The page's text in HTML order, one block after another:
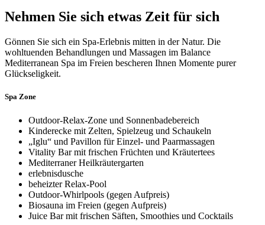
Nehmen Sie sich etwas Zeit für sich
Gönnen Sie sich ein Spa-Erlebnis mitten in der Natur. Die
wohltuenden Behandlungen und Massagen im Balance
Mediterranean Spa im Freien bescheren Ihnen Momente purer
Glückseligkeit.
Spa Zone
Outdoor-Relax-Zone und Sonnenbadebereich
Kinderecke mit Zelten, Spielzeug und Schaukeln
„Iglu“ und Pavillon für Einzel- und Paarmassagen
Vitality Bar mit frischen Früchten und Kräutertees
Mediterraner Heilkräutergarten
erlebnisdusche
beheizter Relax-Pool
Outdoor-Whirlpools (gegen Aufpreis)
Biosauna im Freien (gegen Aufpreis)
Juice Bar mit frischen Säften, Smoothies und Cocktails